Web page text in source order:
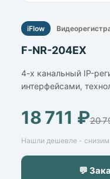
iFlow
F-NR-204EX
4-х канальный IP-
интерфейсами,
18 711 ₽20
Нашли дешевле - снизим
💬